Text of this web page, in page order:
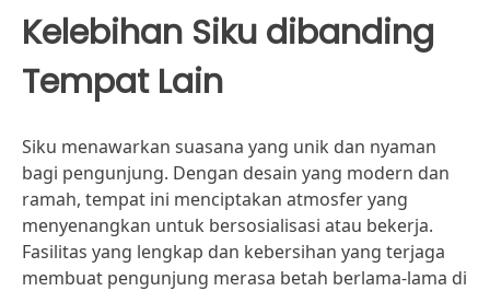
Kelebihan Siku dibanding
Tempat Lain
Siku menawarkan suasana yang unik dan nyaman
bagi pengunjung. Dengan desain yang modern dan
ramah, tempat ini menciptakan atmosfer yang
menyenangkan untuk bersosialisasi atau bekerja.
Fasilitas yang lengkap dan kebersihan yang terjaga
membuat pengunjung merasa betah berlama-lama di